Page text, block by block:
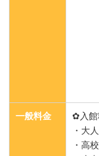
一般料金
✿入
・大
・高